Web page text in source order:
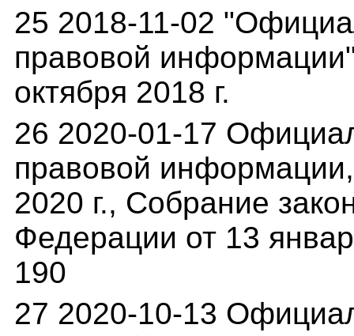
25 2018-11-02
правовой
октября 2018 г.
26 2020-01-17
правовой
2020 г., Собрание
Федерации от 13
190
27 2020-10-13